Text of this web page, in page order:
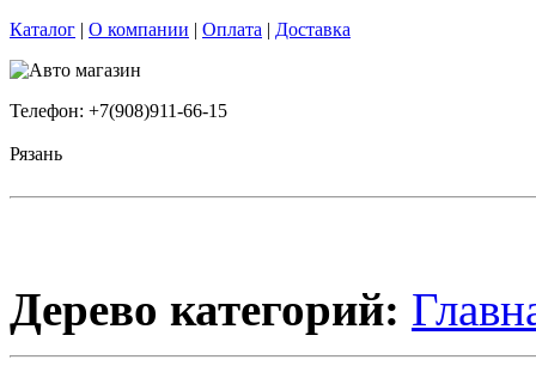
Каталог | О компании | Оплата | Доставка
Телефон: +7(908)911-66-15
Рязань
Дерево категорий: